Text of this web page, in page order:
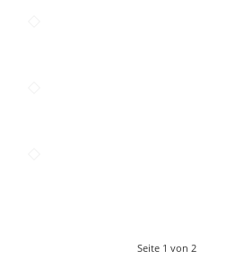
Seite 1 von 2